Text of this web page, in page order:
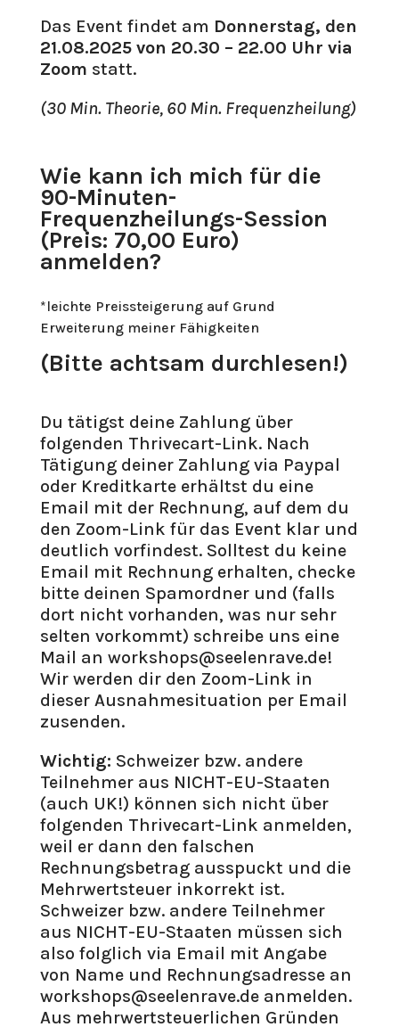
Das Event findet am Donnerstag, den
21.08.2025 von 20.30 – 22.00 Uhr via
Zoom statt.
(30 Min. Theorie, 60 Min. Frequenzheilung)
Wie kann ich mich für die
90-Minuten-
Frequenzheilungs-Session
(Preis: 70,00 Euro)
anmelden?
*leichte Preissteigerung auf Grund
Erweiterung meiner Fähigkeiten
(Bitte achtsam durchlesen!)
Du tätigst deine Zahlung über
folgenden Thrivecart-Link. Nach
Tätigung deiner Zahlung via Paypal
oder Kreditkarte erhältst du eine
Email mit der Rechnung, auf dem du
den Zoom-Link für das Event klar und
deutlich vorfindest. Solltest du keine
Email mit Rechnung erhalten, checke
bitte deinen Spamordner und (falls
dort nicht vorhanden, was nur sehr
selten vorkommt) schreibe uns eine
Mail an workshops@seelenrave.de!
Wir werden dir den Zoom-Link in
dieser Ausnahmesituation per Email
zusenden.
Wichtig: Schweizer bzw. andere
Teilnehmer aus NICHT-EU-Staaten
(auch UK!) können sich nicht über
folgenden Thrivecart-Link anmelden,
weil er dann den falschen
Rechnungsbetrag ausspuckt und die
Mehrwertsteuer inkorrekt ist.
Schweizer bzw. andere Teilnehmer
aus NICHT-EU-Staaten müssen sich
also folglich via Email mit Angabe
von Name und Rechnungsadresse an
workshops@seelenrave.de anmelden.
Aus mehrwertsteuerlichen Gründen